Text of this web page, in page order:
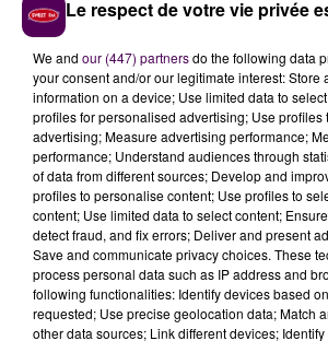
Mans. L'enquête est confiée aux
brigade de La Suze-sur-Sarthe.
À LA UNE
Le respect de votre vie privée
We and our (447) partnersdo the following data
your consent and/or our legitimate interest: Store
information on a device; Use limited data to
profiles for personalised advertising; Use profiles
advertising; Measure advertising performance;
performance; Understand audiences through
of data from different sources; Develop and
profiles to personalise content; Use profiles to
content; Use limited data to select content;
detect fraud, and fix errors; Deliver and present
Save and communicate privacy choices. These
process personal data such as IP address and
following functionalities: Identify devices based
requested; Use precise geolocation data; Match
other data sources; Link different devices;